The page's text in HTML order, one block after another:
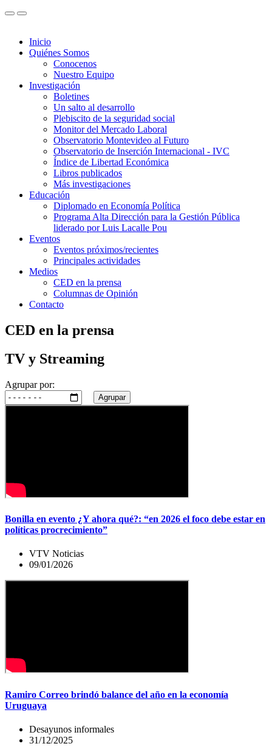
Inicio
Quiénes Somos
Conocenos
Nuestro Equipo
Investigación
Boletines
Un salto al desarrollo
Plebiscito de la seguridad social
Monitor del Mercado Laboral
Observatorio Montevideo al Futuro
Observatorio de Inserción Internacional - IVC
Índice de Libertad Económica
Libros publicados
Más investigaciones
Educación
Diplomado en Economía Política
Programa Alta Dirección para la Gestión Pública
liderado por Luis Lacalle Pou
Eventos
Eventos próximos/recientes
Principales actividades
Medios
CED en la prensa
Columnas de Opinión
Contacto
CED en la prensa
TV y Streaming
Agrupar por:
Agrupar
Bonilla en evento ¿Y ahora qué?: “en 2026 el foco debe estar en
políticas procrecimiento”
VTV Noticias
09/01/2026
Ramiro Correo brindó balance del año en la economía
Uruguaya
Desayunos informales
31/12/2025